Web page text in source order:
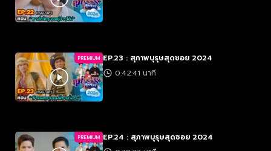
PREMIUM EP.23 : สุภาพบุรุษสุดซอย 2024
0:42:41 นาที
PREMIUM EP.24 : สุภาพบุรุษสุดซอย 2024